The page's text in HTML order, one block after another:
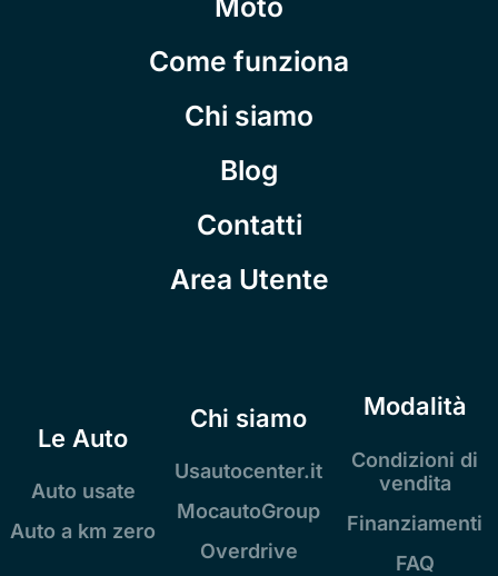
Come funziona
Chi siamo
Blog
Contatti
Area Utente
Le Auto
Auto usate
Auto a km zero
Chi siamo
Usautocenter.it
MocautoGroup
Overdrive
Modalità
Condizioni di
vendita
Finanziamenti
FAQ